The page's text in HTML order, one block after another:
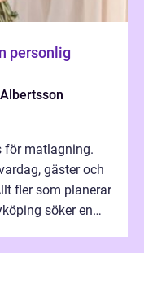
för matlagning.
gäster och
fler som planerar
söker en